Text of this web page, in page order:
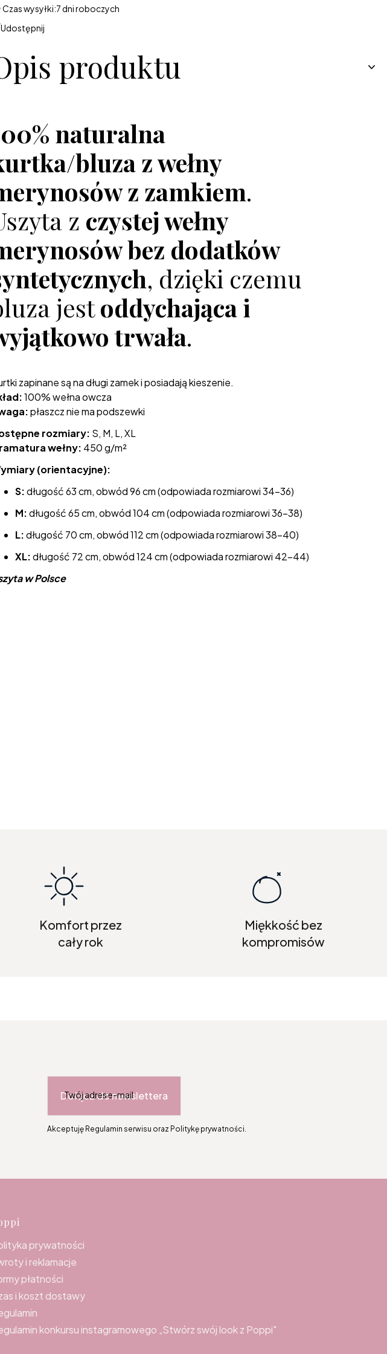
Czas wysyłki:7 dni roboczych
Udostępnij
produktu
naturalna
bluza z wełny
z zamkiem.
z czystej wełny
bez dodatków
, dzięki czemu
jestoddychająca i
trwała.
zapinane są na długi zamek i posiadają kieszenie.
100% wełna owcza
płaszcz nie ma podszewki
rozmiary: S, M, L, XL
wełny: 450 g/m²
(orientacyjne):
S:długość 63 cm, obwód 96 cm (odpowiada rozmiarowi 34–36)
M:długość 65 cm, obwód 104 cm (odpowiada rozmiarowi 36–38)
L:długość 70 cm, obwód 112 cm (odpowiada rozmiarowi 38–40)
XL:długość 72 cm, obwód 124 cm (odpowiada rozmiarowi 42–44)
w Polsce
Komfort przez
cały rok
Miękkość bez
kompromisów
Twój adres e-mail
Dołącz do newslettera
Akceptuję Regulamin serwisu oraz Politykę prywatności.
w stopce
prywatności
i reklamacje
płatności
i koszt dostawy
konkursu instagramowego „Stwórz swój look z Poppi"